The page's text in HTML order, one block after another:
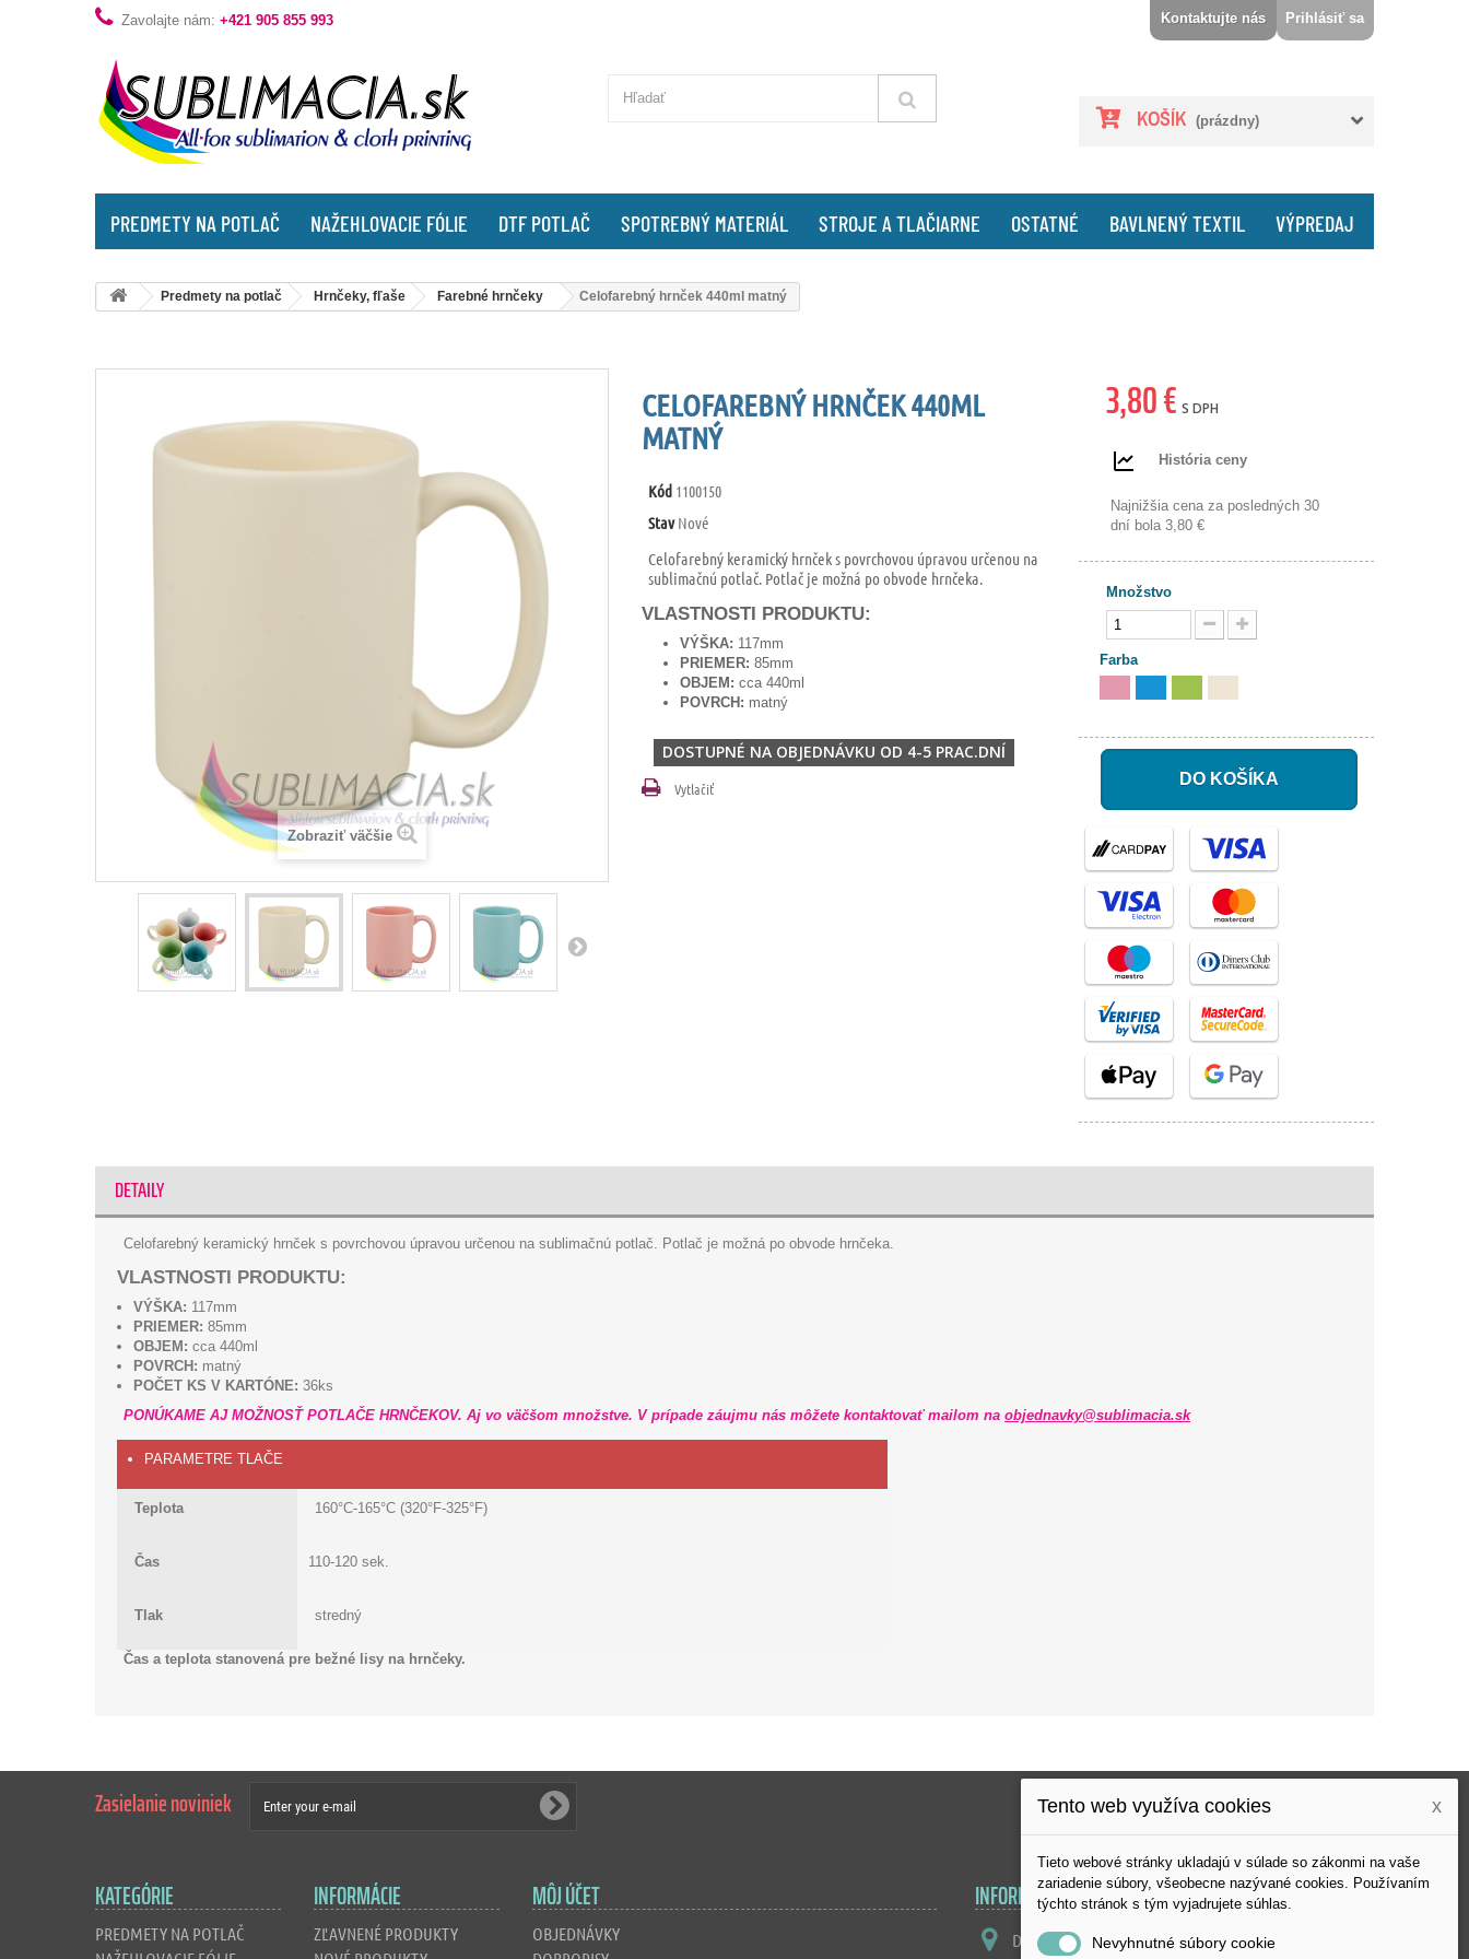
Prihlásiť sa
Kontaktujte nás
Zavolajte nám: +421 905 855 993
KOŠÍK (prázdny)
PREDMETY NA POTLAČ NAŽEHLOVACIE FÓLIE DTF POTLAČ SPOTREBNÝ MATERIÁL STROJE A TLAČIARNE OSTATNÉ BAVLNENÝ TEXTIL VÝPREDAJ
Predmety na potlač Hrnčeky, fľaše Farebné hrnčeky Celofarebný hrnček 440ml matný
Zobraziť väčšie
CELOFAREBNÝ HRNČEK 440ML
MATNÝ
Kód 1100150
Stav Nové
Celofarebný keramický hrnček s povrchovou úpravou určenou na
sublimačnú potlač. Potlač je možná po obvode hrnčeka.
VLASTNOSTI PRODUKTU:
VÝŠKA: 117mm
PRIEMER: 85mm
OBJEM: cca 440ml
POVRCH: matný
DOSTUPNÉ NA OBJEDNÁVKU OD 4-5 PRAC.DNÍ
Vytlačiť
3,80 € S DPH
História ceny
Najnižšia cena za posledných 30
dní bola 3,80 €
Množstvo
Farba
DO KOŠÍKA
DETAILY
Celofarebný keramický hrnček s povrchovou úpravou určenou na sublimačnú potlač. Potlač je možná po obvode hrnčeka.
VLASTNOSTI PRODUKTU:
VÝŠKA: 117mm
PRIEMER: 85mm
OBJEM: cca 440ml
POVRCH: matný
POČET KS V KARTÓNE: 36ks
PONÚKAME AJ MOŽNOSŤ POTLAČE HRNČEKOV. Aj vo väčšom množstve. V prípade záujmu nás môžete kontaktovať mailom na objednavky@sublimacia.sk
PARAMETRE TLAČE
Teplota 160°C-165°C (320°F-325°F)
Čas 110-120 sek.
Tlak stredný
Čas a teplota stanovená pre bežné lisy na hrnčeky.
Sledujte nás
Zasielanie noviniek
KATEGÓRIE
PREDMETY NA POTLAČ
INFORMÁCIE
ZĽAVNENÉ PRODUKTY
MÔJ ÚČET
OBJEDNÁVKY
INFORMÁCIE O OBCHODE
DUŠAN KURUC FOTO-KURUC, NITRIANSKA CESTA
Tento web využíva cookies x
Tieto webové stránky ukladajú v súlade so zákonmi na vaše
zariadenie súbory, všeobecne nazývané cookies. Používaním
týchto stránok s tým vyjadrujete súhlas.
Nevyhnutné súbory cookie